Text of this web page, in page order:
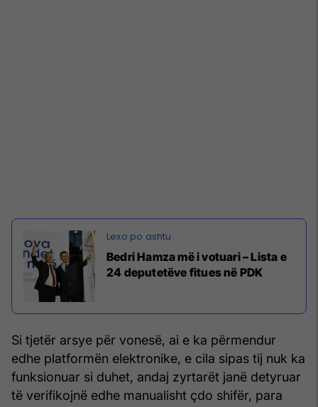
Bedri Hamza më i votuari – Lista e
24 deputetëve fitues në PDK
Si tjetër arsye për vonesë, ai e ka përmendur
edhe platformën elektronike, e cila sipas tij nuk ka
funksionuar si duhet, andaj zyrtarët janë detyruar
të verifikojnë edhe manualisht çdo shifër, para